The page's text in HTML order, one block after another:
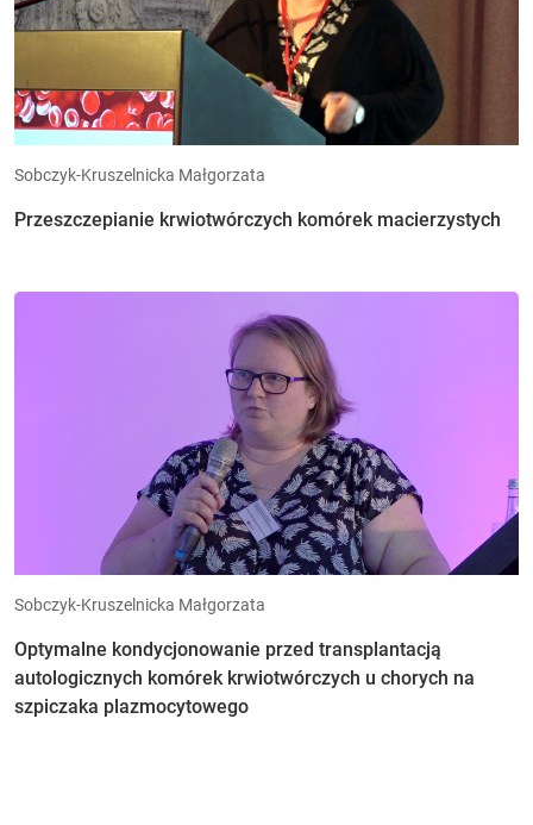
Sobczyk-Kruszelnicka Małgorzata
Przeszczepianie krwiotwórczych komórek macierzystych
Sobczyk-Kruszelnicka Małgorzata
Optymalne kondycjonowanie przed transplantacją
autologicznych komórek krwiotwórczych u chorych na
szpiczaka plazmocytowego